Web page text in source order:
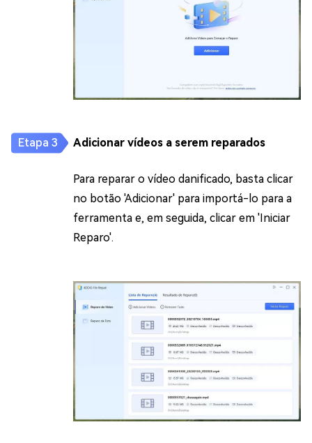
Adicionar vídeos a serem reparados
Para reparar o vídeo danificado, basta clicar
no botão 'Adicionar' para importá-lo para a
ferramenta e, em seguida, clicar em 'Iniciar
Reparo'.